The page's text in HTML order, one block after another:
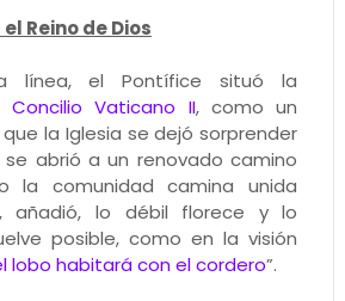
Reino de Dios
línea, el Pontífice situó la
Concilio Vaticano II, como un
la Iglesia se dejó sorprender
se abrió a un renovado camino
la comunidad camina unida
añadió, lo débil florece y lo
posible, como en la visión
lobo habitará con el cordero”.